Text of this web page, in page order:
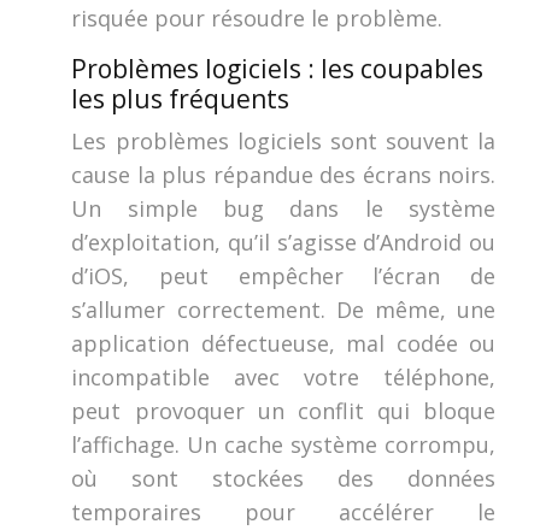
risquée pour résoudre le problème.
Problèmes logiciels : les coupables
les plus fréquents
Les problèmes logiciels sont souvent la
cause la plus répandue des écrans noirs.
Un simple bug dans le système
d’exploitation, qu’il s’agisse d’Android ou
d’iOS, peut empêcher l’écran de
s’allumer correctement. De même, une
application défectueuse, mal codée ou
incompatible avec votre téléphone,
peut provoquer un conflit qui bloque
l’affichage. Un cache système corrompu,
où sont stockées des données
temporaires pour accélérer le